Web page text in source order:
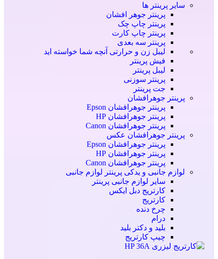
سایر پرینتر ها
پرینتر جوهر افشان
پرینتر چاپ چک
پرینتر چاپ کارت
پرینتر سه بعدی
لیبل زن و حرارتی آنچه شما خواسته اید
فیش پرینتر
لیبل پرینتر
پرینتر سوزنی
جت پرینتر
پرینتر جوهرافشان
پرینتر جوهرافشان Epson
پرینتر جوهرافشان HP
پرینتر جوهرافشان Canon
پرینتر جوهرافشان عکس
پرینتر جوهرافشان Epson
پرینتر جوهرافشان HP
پرینتر جوهرافشان Canon
لوازم جانبی و یدکی پرینتر لوازم جانبی
سایر لوازم جانبی پرینتر
کارتریج دبل ایکس
کارتریج
چرخ دنده
درام
بلید و دکتر بلید
چیپ کارتریج